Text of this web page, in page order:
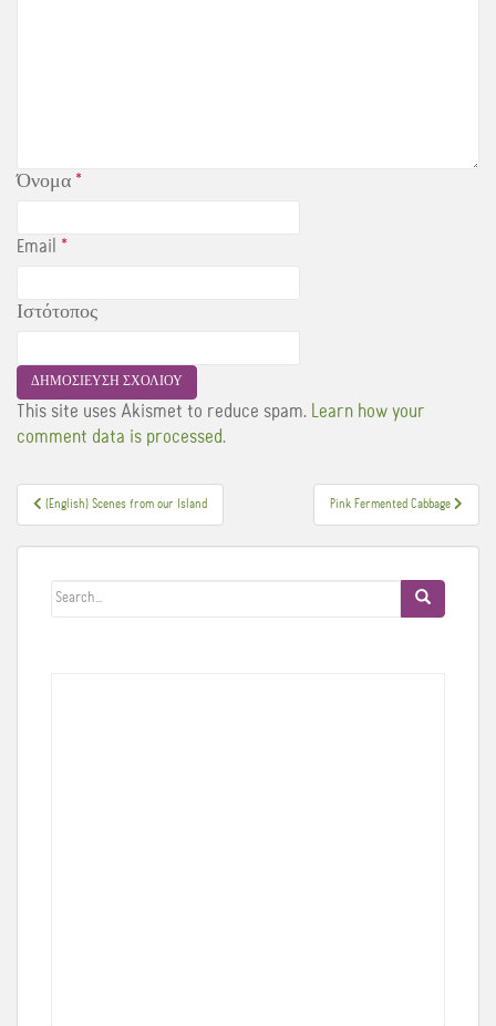
Όνομα *
Email *
Ιστότοπος
This site uses Akismet to reduce spam. Learn how your
comment data is processed.
Πλοήγηση
άρθρων
(English) Scenes from our Island Pink Fermented Cabbage